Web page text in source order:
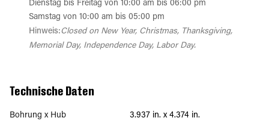
Dienstag bis Freitag von 10:00 am bis 06:00 pm
Samstag von 10:00 am bis 05:00 pm
Hinweis:Closed on New Year, Christmas, Thanksgiving,
Memorial Day, Independence Day, Labor Day.
Technische Daten
Bohrung x Hub 3.937 in. x 4.374 in.